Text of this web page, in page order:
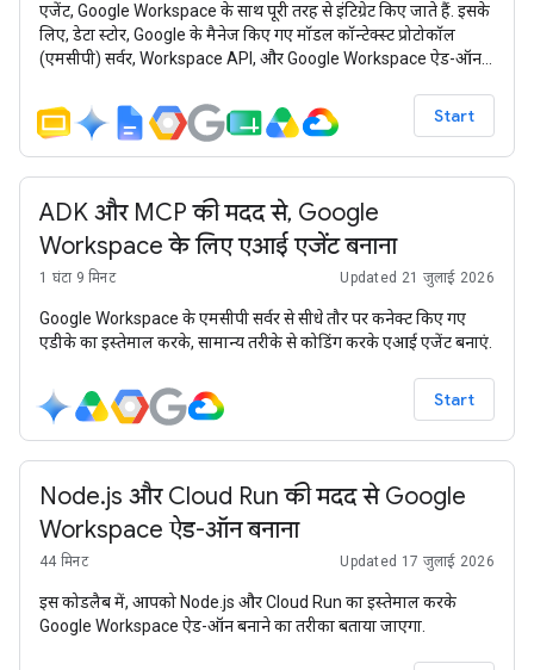
एजेंट, Google Workspace के साथ पूरी तरह से इंटिग्रेट किए जाते हैं. इसके
लिए, डेटा स्टोर, Google के मैनेज किए गए मॉडल कॉन्टेक्स्ट प्रोटोकॉल
(एमसीपी) सर्वर, Workspace API, और Google Workspace ऐड-ऑन
Search और Agent Engine, Agent Development Kit (ADK), और
Google Cloud का इस्तेमाल करके बनाया गया है.
Start
ADK और MCP की मदद से, Google
Workspace के लिए एआई एजेंट बनाना
1 घंटा 9 मिनट Updated 21 जुलाई 2026
Google Workspace के एमसीपी सर्वर से सीधे तौर पर कनेक्ट किए गए
एडीके का इस्तेमाल करके, सामान्य तरीके से कोडिंग करके एआई एजेंट बनाएं.
Start
Node.js और Cloud Run की मदद से Google
Workspace ऐड-ऑन बनाना
44 मिनट Updated 17 जुलाई 2026
इस कोडलैब में, आपको Node.js और Cloud Run का इस्तेमाल करके
Google Workspace ऐड-ऑन बनाने का तरीका बताया जाएगा.